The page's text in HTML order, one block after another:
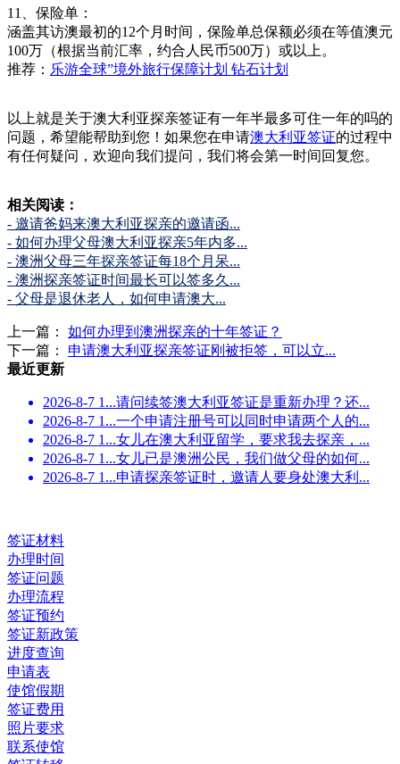
11、保险单：
涵盖其访澳最初的12个月时间，保险单总保额必须在等值澳元
100万（根据当前汇率，约合人民币500万）或以上。
推荐： 乐游全球”境外旅行保障计划 钻石计划
以上就是关于澳大利亚探亲签证有一年半最多可住一年的吗的
问题，希望能帮助到您！如果您在申请澳大利亚签证的过程中
有任何疑问，欢迎向我们提问，我们将会第一时间回复您。
相关阅读：
- 邀请爸妈来澳大利亚探亲的邀请函...
- 如何办理父母澳大利亚探亲5年内多...
- 澳洲父母三年探亲签证每18个月呆...
- 澳洲探亲签证时间最长可以签多久...
- ​父母是退休老人，如何申请澳大...
上一篇： 如何办理到澳洲探亲的十年签证？
下一篇： 申请澳大利亚探亲签证刚被拒签，可以立...
最近更新
2026-8-7 1...请问续签澳大利亚签证是重新办理？还...
2026-8-7 1...一个申请注册号可以同时申请两个人的...
2026-8-7 1...女儿在澳大利亚留学，要求我去探亲，...
2026-8-7 1...女儿已是澳洲公民，我们做父母的如何...
2026-8-7 1...申请探亲签证时，邀请人要身处澳大利...
签证材料
办理时间
签证问题
办理流程
签证预约
签证新政策
进度查询
申请表
使馆假期
签证费用
照片要求
联系使馆